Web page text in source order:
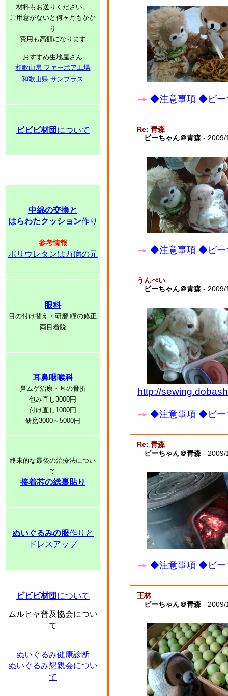
材料もお送りください。
ご用意がないと何ヶ月もかか
り
費用も高額になります
おすすめ生地屋さん
和歌山県 ファーボア工場
和歌山県 サンプラス
ビビビ材団 について
中綿の交換と
はらわたクッション作り
参考情報
ポリウレタンは万病の元
眼科
目の付け替え・研磨 瞳の修正
両目着脱
耳鼻咽喉科
鼻ムゲ治療・耳の骨折
包み直し3000円
付け直し1000円
研磨3000～5000円
終末的な最後の治療法につい
て
接着芯の総裏貼り
ぬいぐるみの服作りと
ドレスアップ
ビビビ材団 について
ムルヒャ普及協会につい
て
ぬいぐるみ健康診断
ぬいぐるみ懇親会につい
て
◆注意事項 ◆ビー
Re: 青森
ビーちゃん＠青森 -
◆注意事項 ◆ビー
うんぺい
ビーちゃん＠青森 -
http://
◆注意事項 ◆ビー
Re: 青森
ビーちゃん＠青森 -
◆注意事項 ◆ビー
王林
ビーちゃん＠青森 -